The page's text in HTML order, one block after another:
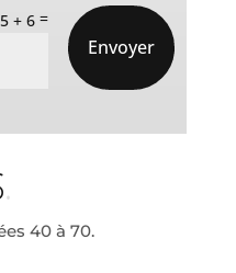
+ 6 =
Envoyer
40 à 70.